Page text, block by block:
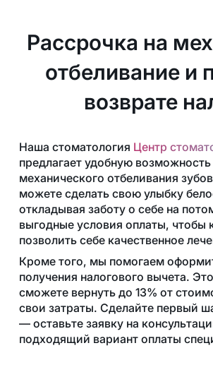
Рассрочка на
отбеливание и
возврате
Наша стоматология Центр
предлагает удобную
механического отбеливания
можете сделать свою улыбку
откладывая заботу о себе на
выгодные условия оплаты, чтобы
позволить себе качественное
Кроме того, мы помогаем
получения налогового вычета.
сможете вернуть до 13% от
свои затраты. Сделайте первый
— оставьте заявку на
подходящий вариант оплаты